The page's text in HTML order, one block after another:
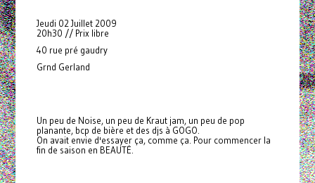
Jeudi 02 Juillet 2009
20h30 // Prix libre
40 rue pré gaudry
Grnd Gerland
Un peu de Noise, un peu de Kraut jam, un peu de pop
planante, bcp de bière et des djs à GOGO.
On avait envie d'essayer ça, comme ça. Pour commencer la
fin de saison en BEAUTÉ.